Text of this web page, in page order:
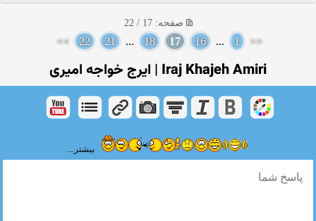
صفحه: 17 / 22
<<
1
...
16
17
18
...
21
22
>>
Iraj Khajeh Amiri | ایرج خواجه امیری
بیشتر...